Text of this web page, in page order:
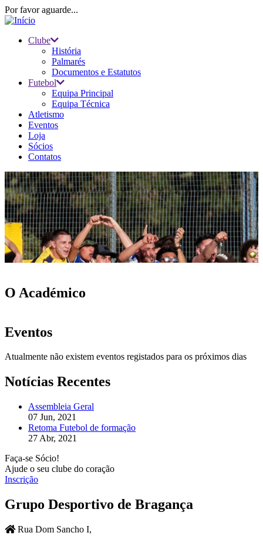
Passar
para
conteúdo
Por favor aguarde...
navigation
Clube
História
Palmarés
Documentos e Estatutos
Futebol
Equipa Principal
Equipa Técnica
Atletismo
Eventos
Loja
Sócios
Contatos
Navegação
estrutural
Início -
O Académico
O Académico
O Académico
Eventos
Atualmente não existem eventos registados para os próximos dias
Notícias Recentes
Assembleia Geral
07 Jun, 2021
Retoma Futebol de formação
27 Abr, 2021
Faça-se Sócio!
Ajude o seu clube do coração
Inscrição
Grupo Desportivo de Bragança
Rua Dom Sancho I,